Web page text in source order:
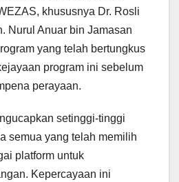
khususnya Dr. Rosli
Nurul Anuar bin Jamasan
yang telah bertungkus
program ini sebelum
perayaan.
setinggi-tinggi
semua yang telah memilih
platform untuk
Kepercayaan ini